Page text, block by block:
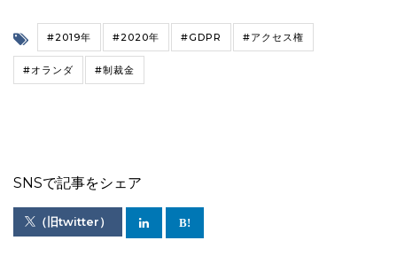
#2019年 #2020年 #GDPR #アクセス権
#オランダ #制裁金
SNSで記事をシェア
（旧twitter）